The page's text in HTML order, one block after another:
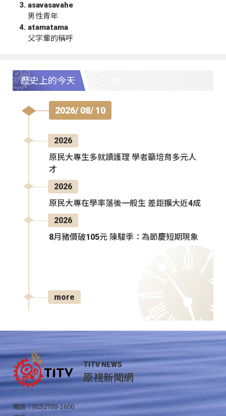
asavasavahe
男性青年
atamatama
父字輩的稱呼
歷史上的今天
2026/ 08/ 10
2026
原民大專生多就讀護理 學者籲培育多元人
才
2026
原民大專在學率落後一般生 差距擴大近4成
2026
8月豬價破105元 陳駿季：為節慶短期現象
more
TITV NEWS
原視新聞網
電話：(02)2788-1600